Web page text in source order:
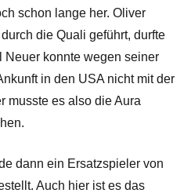
schon lange her. Oliver
die Quali geführt, durfte
Neuer konnte wegen seiner
in den USA nicht mit der
musste es also die Aura
dann ein Ersatzspieler von
Auch hier ist es das